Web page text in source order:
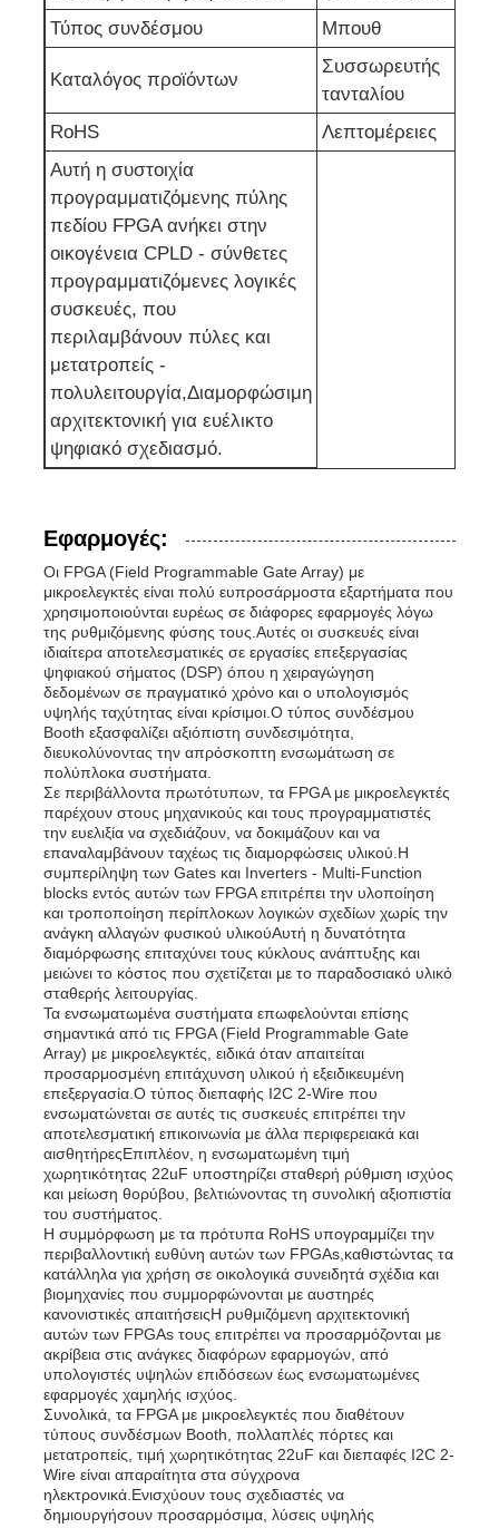
Κεραία επικοινωνίας
Συνδετήρας
Τσιπ διαχείρισης ισχύος
Τύπος συνδέσμου
Μπουθ
Καταλόγος προϊόντων
Συσσωρευτής
τανταλίου
RoHS
Λεπτομέρειες
Αυτή η συστοιχία
προγραμματιζόμενης πύλης
πεδίου FPGA ανήκει στην
οικογένεια CPLD - σύνθετες
προγραμματιζόμενες λογικές
συσκευές, που
περιλαμβάνουν πύλες και
μετατροπείς -
πολυλειτουργία,Διαμορφώσιμη
αρχιτεκτονική για ευέλικτο
ψηφιακό σχεδιασμό.
Εφαρμογές:
Οι FPGA (Field Programmable Gate Array) με
μικροελεγκτές είναι πολύ ευπροσάρμοστα εξαρτήματα που
χρησιμοποιούνται ευρέως σε διάφορες εφαρμογές λόγω
της ρυθμιζόμενης φύσης τους.Αυτές οι συσκευές είναι
ιδιαίτερα αποτελεσματικές σε εργασίες επεξεργασίας
ψηφιακού σήματος (DSP) όπου η χειραγώγηση
δεδομένων σε πραγματικό χρόνο και ο υπολογισμός
υψηλής ταχύτητας είναι κρίσιμοι.Ο τύπος συνδέσμου
Booth εξασφαλίζει αξιόπιστη συνδεσιμότητα,
διευκολύνοντας την απρόσκοπτη ενσωμάτωση σε
πολύπλοκα συστήματα.
Σε περιβάλλοντα πρωτότυπων, τα FPGA με μικροελεγκτές
παρέχουν στους μηχανικούς και τους προγραμματιστές
την ευελιξία να σχεδιάζουν, να δοκιμάζουν και να
επαναλαμβάνουν ταχέως τις διαμορφώσεις υλικού.Η
συμπερίληψη των Gates και Inverters - Multi-Function
blocks εντός αυτών των FPGA επιτρέπει την υλοποίηση
και τροποποίηση περίπλοκων λογικών σχεδίων χωρίς την
ανάγκη αλλαγών φυσικού υλικούΑυτή η δυνατότητα
διαμόρφωσης επιταχύνει τους κύκλους ανάπτυξης και
μειώνει το κόστος που σχετίζεται με το παραδοσιακό υλικό
σταθερής λειτουργίας.
Τα ενσωματωμένα συστήματα επωφελούνται επίσης
σημαντικά από τις FPGA (Field Programmable Gate
Array) με μικροελεγκτές, ειδικά όταν απαιτείται
προσαρμοσμένη επιτάχυνση υλικού ή εξειδικευμένη
επεξεργασία.Ο τύπος διεπαφής I2C 2-Wire που
ενσωματώνεται σε αυτές τις συσκευές επιτρέπει την
αποτελεσματική επικοινωνία με άλλα περιφερειακά και
αισθητήρεςΕπιπλέον, η ενσωματωμένη τιμή
χωρητικότητας 22uF υποστηρίζει σταθερή ρύθμιση ισχύος
και μείωση θορύβου, βελτιώνοντας τη συνολική αξιοπιστία
του συστήματος.
Η συμμόρφωση με τα πρότυπα RoHS υπογραμμίζει την
περιβαλλοντική ευθύνη αυτών των FPGAs,καθιστώντας τα
κατάλληλα για χρήση σε οικολογικά συνειδητά σχέδια και
βιομηχανίες που συμμορφώνονται με αυστηρές
κανονιστικές απαιτήσειςΗ ρυθμιζόμενη αρχιτεκτονική
αυτών των FPGAs τους επιτρέπει να προσαρμόζονται με
ακρίβεια στις ανάγκες διαφόρων εφαρμογών, από
υπολογιστές υψηλών επιδόσεων έως ενσωματωμένες
εφαρμογές χαμηλής ισχύος.
Συνολικά, τα FPGA με μικροελεγκτές που διαθέτουν
τύπους συνδέσμων Booth, πολλαπλές πόρτες και
μετατροπείς, τιμή χωρητικότητας 22uF και διεπαφές I2C 2-
Wire είναι απαραίτητα στα σύγχρονα
ηλεκτρονικά.Ενισχύουν τους σχεδιαστές να
δημιουργήσουν προσαρμόσιμα, λύσεις υψηλής